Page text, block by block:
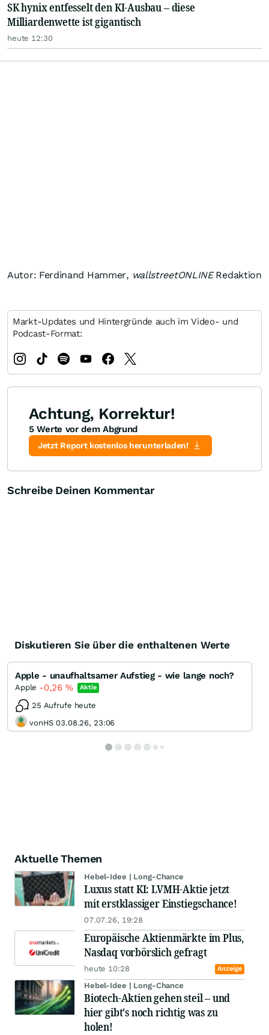
SK hynix entfesselt den KI-Ausbau – diese
Milliardenwette ist gigantisch
heute 12:30
Autor: Ferdinand Hammer, wallstreetONLINERedaktion
Markt-Updates und Hintergründe auch im Video- und
Podcast-Format:
Achtung, Korrektur!
5 Werte vor dem Abgrund
Jetzt Report kostenlos herunterladen!
Schreibe Deinen Kommentar
Diskutieren Sie über die enthaltenen Werte
Apple - unaufhaltsamer Aufstieg - wie lange noch?
Apple -0,26 % Aktie
25 Aufrufe heute
vonHS 03.08.26, 23:06
Aktuelle Themen
Hebel-Idee | Long-Chance
Luxus statt KI: LVMH-Aktie jetzt
mit erstklassiger Einstiegschance!
07.07.26, 19:28
Europäische Aktienmärkte im Plus,
Nasdaq vorbörslich gefragt
heute 10:28 Anzeige
Hebel-Idee | Long-Chance
Biotech-Aktien gehen steil – und
hier gibt's noch richtig was zu
holen!